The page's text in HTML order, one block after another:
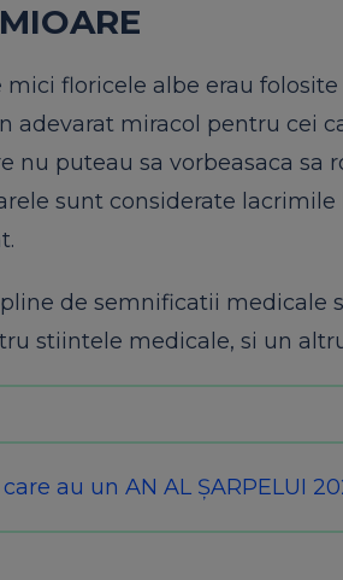
floricele albe erau
adevarat miracol pentru cei
nu puteau sa vorbeasaca sa
sunt considerate
de semnificatii medicale
stiintele medicale, si un
au un AN AL ȘARPELUI